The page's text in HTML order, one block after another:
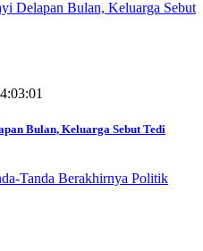
Bulan, Keluarga Sebut Tedi